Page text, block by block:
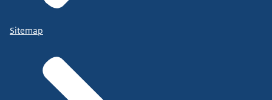
Sitemap